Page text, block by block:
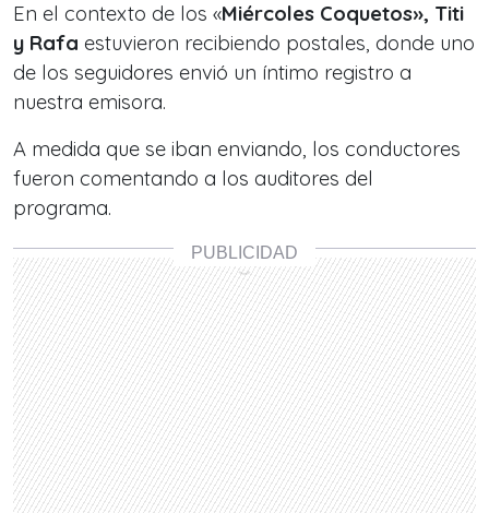
En el contexto de los «Miércoles Coquetos», Titi
y Rafa estuvieron recibiendo postales, donde uno
de los seguidores envió un íntimo registro a
nuestra emisora.
A medida que se iban enviando, los conductores
fueron comentando a los auditores del
programa.